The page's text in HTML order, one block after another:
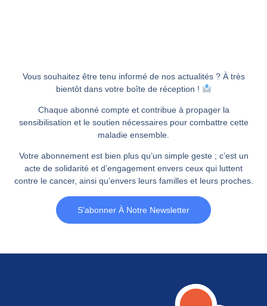
Vous souhaitez être tenu informé de nos actualités ? À très
bientôt dans votre boîte de réception !
Chaque abonné compte et contribue à propager la
sensibilisation et le soutien nécessaires pour combattre cette
maladie ensemble.
Votre abonnement est bien plus qu’un simple geste ; c’est un
acte de solidarité et d’engagement envers ceux qui luttent
contre le cancer, ainsi qu’envers leurs familles et leurs proches.
S'abonner À Notre Newsletter